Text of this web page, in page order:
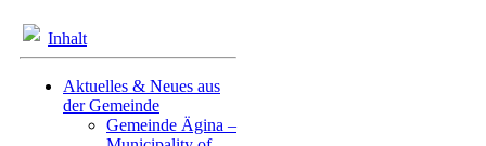
Inhalt
Aktuelles & Neues aus
der Gemeinde
Gemeinde Ägina –